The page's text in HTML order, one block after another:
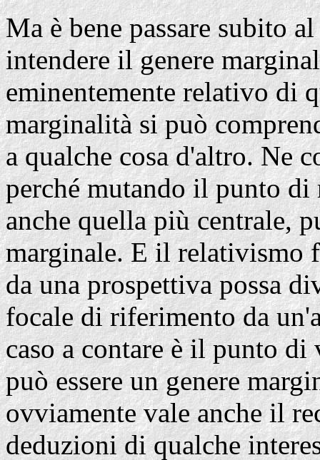
Ma è bene passare subito
intendere il genere
eminentemente relativo di
marginalità si può
a qualche cosa d'altro. Ne
perché mutando il punto
anche quella più centrale,
marginale. E il relativismo
da una prospettiva possa
focale di riferimento da
caso a contare è il punto
può essere un genere
ovviamente vale anche il
deduzioni di qualche